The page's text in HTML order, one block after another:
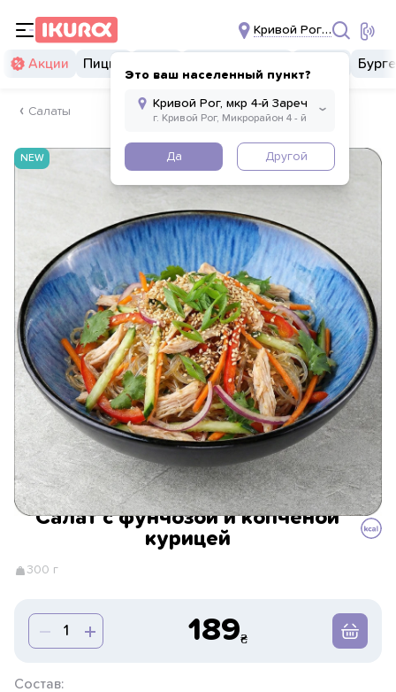
Кривой Рог, мкр 4-й
Это ваш населенный пункт?
Да Другой
Акции Пицца
Салаты
NEW
Салат с фунчозой и копченой
курицей
300 г
189
Состав: